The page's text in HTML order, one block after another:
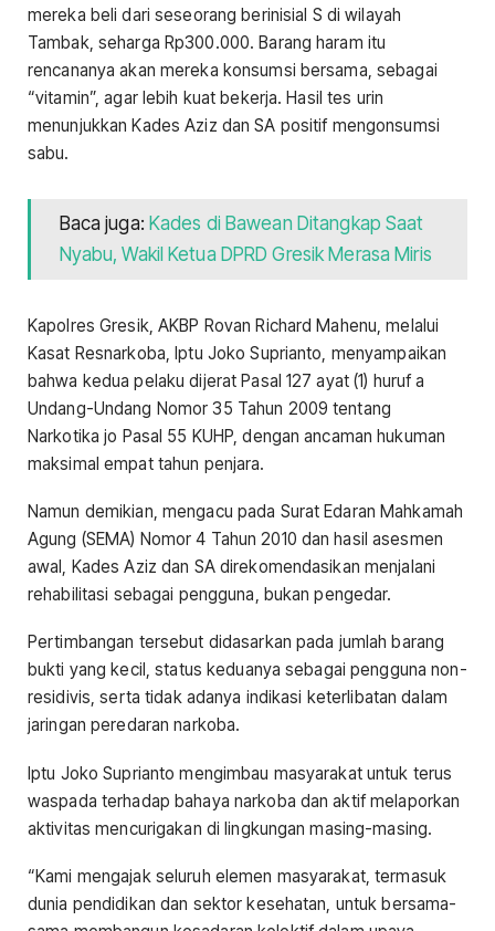
mereka beli dari seseorang berinisial S di wilayah
Tambak, seharga Rp300.000. Barang haram itu
rencananya akan mereka konsumsi bersama, sebagai
“vitamin”, agar lebih kuat bekerja. Hasil tes urin
menunjukkan Kades Aziz dan SA positif mengonsumsi
sabu.
Baca juga: Kades di Bawean Ditangkap Saat
Nyabu, Wakil Ketua DPRD Gresik Merasa Miris
Kapolres Gresik, AKBP Rovan Richard Mahenu, melalui
Kasat Resnarkoba, Iptu Joko Suprianto, menyampaikan
bahwa kedua pelaku dijerat Pasal 127 ayat (1) huruf a
Undang-Undang Nomor 35 Tahun 2009 tentang
Narkotika jo Pasal 55 KUHP, dengan ancaman hukuman
maksimal empat tahun penjara.
Namun demikian, mengacu pada Surat Edaran Mahkamah
Agung (SEMA) Nomor 4 Tahun 2010 dan hasil asesmen
awal, Kades Aziz dan SA direkomendasikan menjalani
rehabilitasi sebagai pengguna, bukan pengedar.
Pertimbangan tersebut didasarkan pada jumlah barang
bukti yang kecil, status keduanya sebagai pengguna non-
residivis, serta tidak adanya indikasi keterlibatan dalam
jaringan peredaran narkoba.
Iptu Joko Suprianto mengimbau masyarakat untuk terus
waspada terhadap bahaya narkoba dan aktif melaporkan
aktivitas mencurigakan di lingkungan masing-masing.
“Kami mengajak seluruh elemen masyarakat, termasuk
dunia pendidikan dan sektor kesehatan, untuk bersama-